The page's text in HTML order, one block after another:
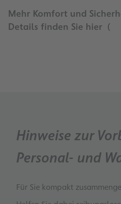
Mehr Komfort und
Details finden Sie hier (
Hinweise zur
Personal- und
Für Sie kompakt